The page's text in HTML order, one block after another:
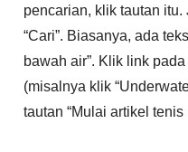
pencarian, klik tautan
“Cari”. Biasanya, ada
bawah air”. Klik link
(misalnya klik
tautan “Mulai artikel tenis